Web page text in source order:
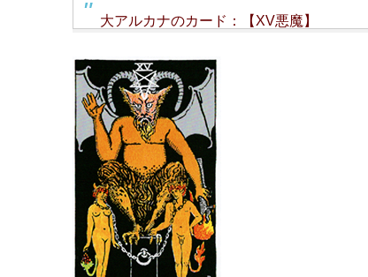
大アルカナのカード：【XV悪魔】